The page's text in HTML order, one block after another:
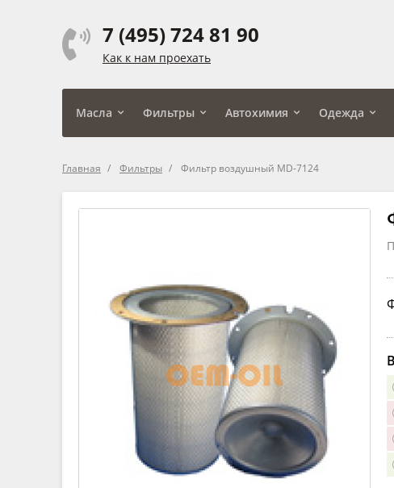
7 (495) 724 81 90
Как к нам проехать
Масла Фильтры Автохимия Одежда
Главная Фильтры Фильтр воздушный MD-7124